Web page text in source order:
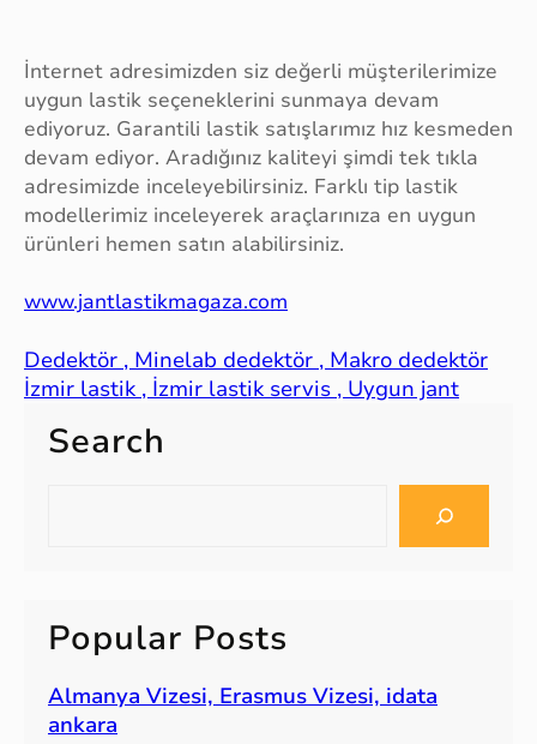
İnternet adresimizden siz değerli müşterilerimize
uygun lastik seçeneklerini sunmaya devam
ediyoruz. Garantili lastik satışlarımız hız kesmeden
devam ediyor. Aradığınız kaliteyi şimdi tek tıkla
adresimizde inceleyebilirsiniz. Farklı tip lastik
modellerimiz inceleyerek araçlarınıza en uygun
ürünleri hemen satın alabilirsiniz.
www.jantlastikmagaza.com
Dedektör , Minelab dedektör , Makro dedektör
İzmir lastik , İzmir lastik servis , Uygun jant
Search
h
Popular Posts
Almanya Vizesi, Erasmus Vizesi, idata
ankara